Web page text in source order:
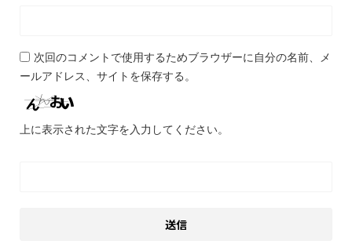
次回のコメントで使用するためブラウザーに自分の名前、メ
ールアドレス、サイトを保存する。
上に表示された文字を入力してください。